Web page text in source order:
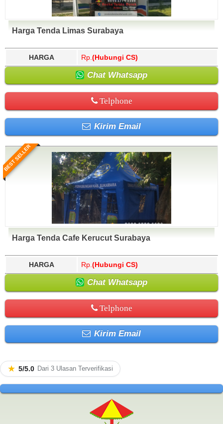
Harga Tenda Limas Surabaya
HARGA Rp. (Hubungi CS)
Chat Whatsapp
Telphone
Kirim Email
BEST SELLER
Harga Tenda Cafe Kerucut Surabaya
HARGA Rp. (Hubungi CS)
Chat Whatsapp
Telphone
Kirim Email
★ 5/5.0 Dari 3 Ulasan Terverifikasi